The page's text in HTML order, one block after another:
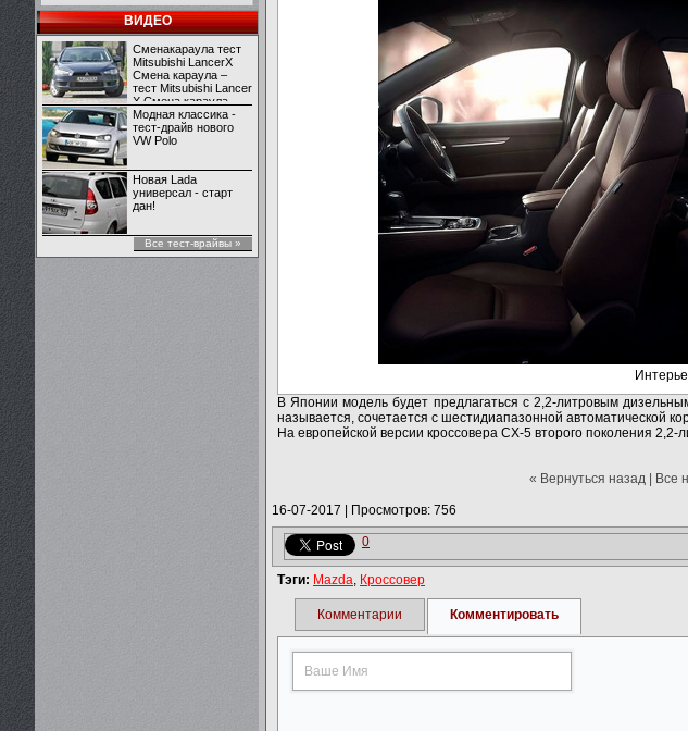
ВИДЕО
Сменакараула тест
Mitsubishi LancerX
Смена караула –
тест Mitsubishi Lancer
X Смена караула –
тест Mitsubishi Lancer
X
Модная классика -
тест-драйв нового
VW Polo
Новая Lada
универсал - старт
дан!
Все тест-врайвы »
В Японии модель будет предлагаться с 2,2-литровым
называется, сочетается с шестидиапазонной автоматической
На европейской версии кроссовера CX-5 второго поколения
« Вернуться назад| Все
16-07-2017 Просмотров: 756
0
Тэги: Mazda, Кроссовер
Комментарии Комментировать